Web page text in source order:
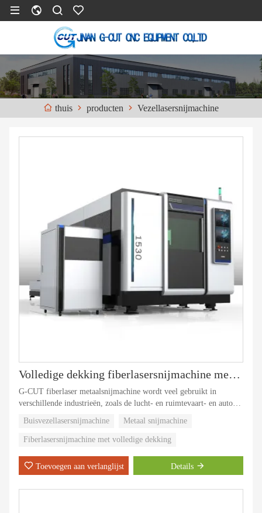
thuis producten Vezellasersnijmachine
Volledige dekking fiberlasersnijmachine met dubbel bed
G-CUT fiberlaser metaalsnijmachine wordt veel gebruikt in
verschillende industrieën, zoals de lucht- en ruimtevaart- en auto-
keukengerei, technische machines, staal en ijzer, auto's, metalen
plaatchassis, productie van airconditioning , snijden van metalen
We kunnen elke maand 500 sets fiberlasersnijmachines produceren.
Buisvezellasersnijmachine Metaal snijmachine
Fiberlasersnijmachine met volledige dekking
Toevoegen aan verlanglijst Details